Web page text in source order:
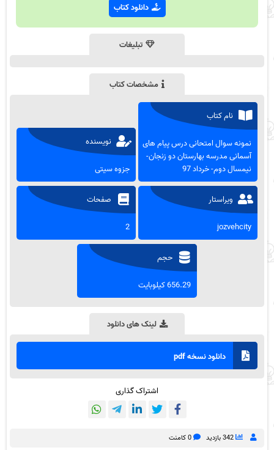
دانلود کتاب
تبلیغات
مشخصات کتاب
نام کتاب
نمونه سوال امتحانی درس پیام های
آسمانی مدرسه بهارستان دو زنجان-
نیمسال دوم- خرداد 97
نویسنده
جزوه سیتی
ویراستار
jozvehcity
صفحات
2
حجم
656.29 کیلوبایت
لینک های دانلود
دانلود نسخه pdf
اشتراک گذاری
342 بازدید 0 کامنت